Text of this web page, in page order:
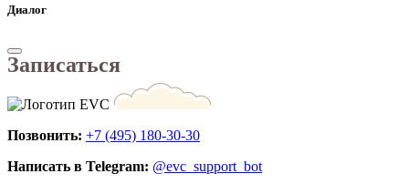
Диалог
Записаться
Позвонить: +7 (495) 180-30-30
Написать в Telegram: @evc_support_bot